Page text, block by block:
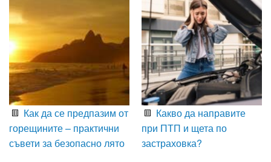
Как да се предпазим от
горещините – практични
съвети за безопасно лято
Какво да направите
при ПТП и щета по
застраховка?